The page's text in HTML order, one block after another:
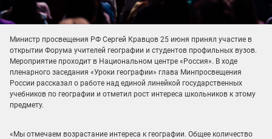
Министр просвещения РФ Сергей Кравцов 25 июня принял участие в
открытии Форума учителей географии и студентов профильных вузов.
Мероприятие проходит в Национальном центре «Россия». В ходе
пленарного заседания «Уроки географии» глава Минпросвещения
России рассказал о работе над единой линейкой государственных
учебников по географии и отметил рост интереса школьников к этому
предмету.
«Мы отмечаем возрастание интереса к географии. Общее количество